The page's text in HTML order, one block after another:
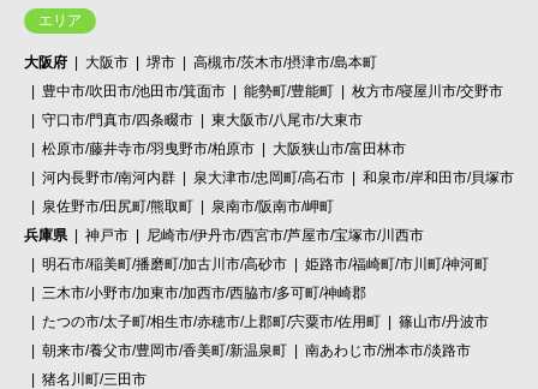
エリア
大阪府 大阪市 堺市
高槻市/茨木市/摂津市/島本町
豊中市/吹田市/池田市/箕面市
能勢町/豊能町
枚方市/寝屋川市/交野市
守口市/門真市/四条畷市
東大阪市/八尾市/大東市
松原市/藤井寺市/羽曳野市/柏原市
大阪狭山市/富田林市
河内長野市/南河内群
泉大津市/忠岡町/高石市
和泉市/岸和田市/貝塚市
泉佐野市/田尻町/熊取町
泉南市/阪南市/岬町
兵庫県
神戸市
尼崎市/伊丹市/西宮市/芦屋市/宝塚市/川西市
明石市/稲美町/播磨町/加古川市/高砂市
姫路市/福崎町/市川町/神河町
三木市/小野市/加東市/加西市/西脇市/多可町/神崎郡
たつの市/太子町/相生市/赤穂市/上郡町/宍粟市/佐用町
篠山市/丹波市
朝来市/養父市/豊岡市/香美町/新温泉町
南あわじ市/洲本市/淡路市
猪名川町/三田市